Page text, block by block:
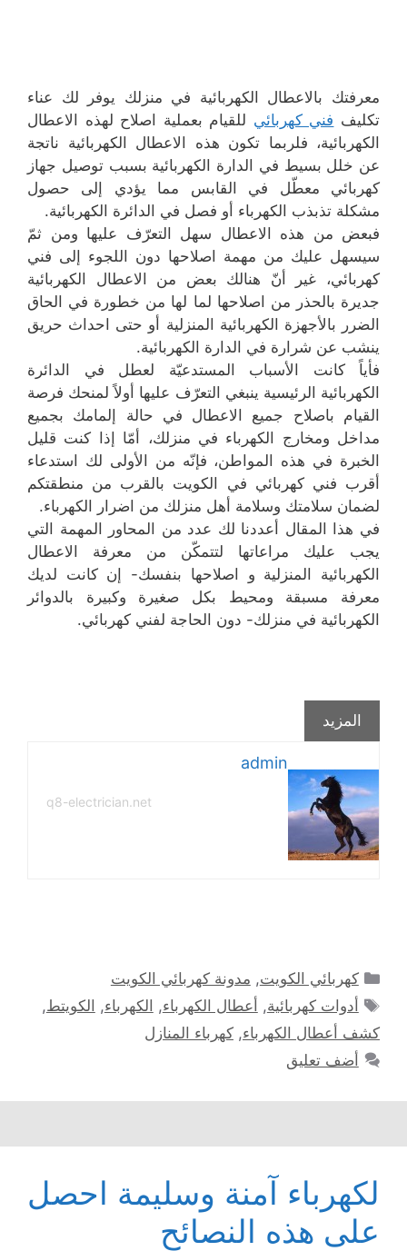
معرفتك بالاعطال الكهربائية في منزلك يوفر لك عناء
تكليف فني كهربائي للقيام بعملية اصلاح لهذه الاعطال
الكهربائية، فلربما تكون هذه الاعطال الكهربائية ناتجة
عن خلل بسيط في الدارة الكهربائية بسبب توصيل جهاز
كهربائي معطّل في القابس مما يؤدي إلى حصول
مشكلة تذبذب الكهرباء أو فصل في الدائرة الكهربائية.
فبعض من هذه الاعطال سهل التعرّف عليها ومن ثمّ
سيسهل عليك من مهمة اصلاحها دون اللجوء إلى فني
كهربائي، غير أنّ هنالك بعض من الاعطال الكهربائية
جديرة بالحذر من اصلاحها لما لها من خطورة في الحاق
الضرر بالأجهزة الكهربائية المنزلية أو حتى احداث حريق
ينشب عن شرارة في الدارة الكهربائية.
فأياً كانت الأسباب المستدعيّة لعطل في الدائرة
الكهربائية الرئيسية ينبغي التعرّف عليها أولاً لمنحك فرصة
القيام باصلاح جميع الاعطال في حالة إلمامك بجميع
مداخل ومخارج الكهرباء في منزلك، أمّا إذا كنت قليل
الخبرة في هذه المواطن، فإنّه من الأولى لك استدعاء
أقرب فني كهربائي في الكويت بالقرب من منطقتكم
لضمان سلامتك وسلامة أهل منزلك من اضرار الكهرباء.
في هذا المقال أعددنا لك عدد من المحاور المهمة التي
يجب عليك مراعاتها لتتمكّن من معرفة الاعطال
الكهربائية المنزلية و اصلاحها بنفسك- إن كانت لديك
معرفة مسبقة ومحيط بكل صغيرة وكبيرة بالدوائر
الكهربائية في منزلك- دون الحاجة لفني كهربائي.
المزيد
admin
q8-electrician.net
التصنيفات
كهربائي الكويت, مدونة كهربائي الكويت
الوسوم
أدوات كهربائية, أعطال الكهرباء, الكهرباء, الكويتط,
كشف أعطال الكهرباء, كهرباء المنازل
أضف تعليق
لكهرباء آمنة وسليمة احصل
على هذه النصائح